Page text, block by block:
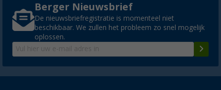
Berger Nieuwsbrief
De nieuwsbriefregistratie is momenteel niet
beschikbaar. We zullen het probleem zo snel mogelijk
oplossen.